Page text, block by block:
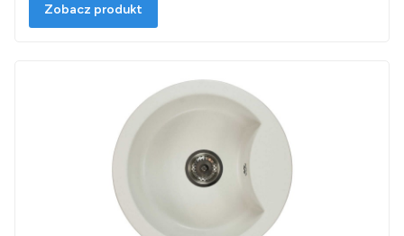
Zobacz produkt